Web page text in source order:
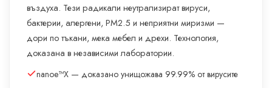
въздуха. Тези радикали неутрализират вируси,
бактерии, алергени, PM2.5 и неприятни миризми —
дори по тъкани, мека мебел и дрехи. Технология,
доказана в независими лаборатории.
nanoe™X — доказано унищожава 99.99% от вирусите